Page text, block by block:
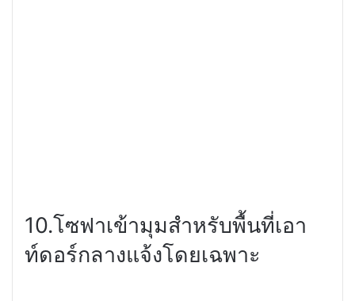
10.โซฟาเข้ามุมสำหรับพื้นที่เอา
ท์ดอร์กลางแจ้งโดยเฉพาะ